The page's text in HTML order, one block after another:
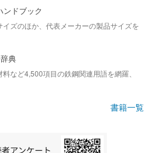
ンドブック
ズのほか、代表メーカーの製品サイズを
典
など4,500項目の鉄鋼関連用語を網羅、
書籍一覧